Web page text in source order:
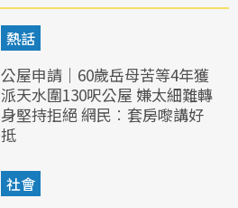
熱話
公屋申請｜60歲岳母苦等4年獲
派天水圍130呎公屋 嫌太細難轉
身堅持拒絕 網民︰套房嚟講好
抵
社會